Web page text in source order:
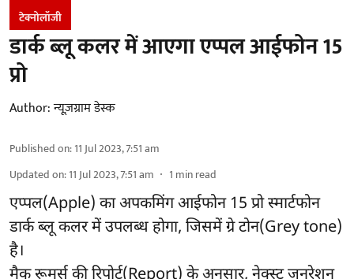
टेक्नोलॉजी
डार्क ब्लू कलर में आएगा एप्पल आईफोन 15
प्रो
Author:न्यूज़ग्राम डेस्क
Published on:11 Jul 2023, 7:51 am
Updated on:11 Jul 2023, 7:51 am 1 min read
एप्पल(Apple) का अपकमिंग आईफोन 15 प्रो स्मार्टफोन
डार्क ब्लू कलर में उपलब्ध होगा, जिसमें ग्रे टोन(Grey tone)
है।